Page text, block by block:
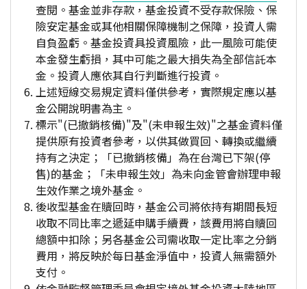
查閱。基金並非存款，基金投資不受存款保險、保
險安定基金或其他相關保障機制之保障，投資人需
自負盈虧。基金投資具投資風險，此一風險可能使
本金發生虧損，其中可能之最大損失為全部信託本
金。投資人應依其自行判斷進行投資。
上述短線交易規定資料僅供參考，實際規定應以基
金公開說明書為主。
標示"(已撤銷核備)"及"(未申報生效)"之基金資料僅
提供原有投資者參考，以供其做買回、轉換或繼續
持有之決定；「已撤銷核備」為在台灣已下架(停
售)的基金；「未申報生效」為未向金管會辦理申報
生效作業之境外基金。
後收型基金在贖回時，基金公司將依持有期間長短
收取不同比率之遞延申購手續費，該費用將自贖回
總額中扣除；另各基金公司需收取一定比率之分銷
費用，將反映於每日基金淨值中，投資人無需額外
支付。